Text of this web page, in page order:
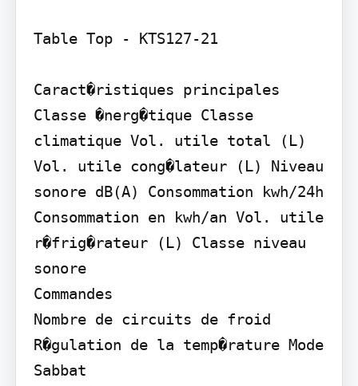
Table Top - KTS127-21
Caract�ristiques principales
Classe �nerg�tique Classe
climatique Vol. utile total (L)
Vol. utile cong�lateur (L) Niveau
sonore dB(A) Consommation kwh/24h
Consommation en kwh/an Vol. utile
r�frig�rateur (L) Classe niveau
sonore
Commandes
Nombre de circuits de froid
R�gulation de la temp�rature Mode
Sabbat